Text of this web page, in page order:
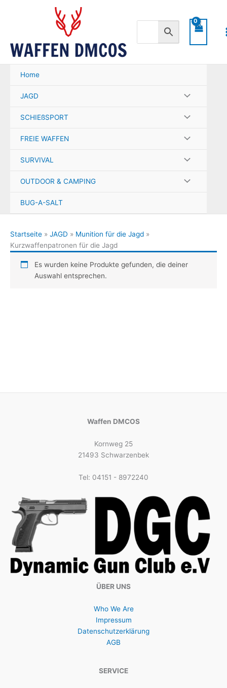
Home
JAGD
SCHIEßSPORT
FREIE WAFFEN
SURVIVAL
OUTDOOR & CAMPING
BUG-A-SALT
Startseite » JAGD » Munition für die Jagd »
Kurzwaffenpatronen für die Jagd
Es wurden keine Produkte gefunden, die deiner
Auswahl entsprechen.
Waffen DMCOS
Kornweg 25
21493 Schwarzenbek
Tel: 04151 - 8972240
ÜBER UNS
Who We Are
Impressum
Datenschutzerklärung
AGB
SERVICE